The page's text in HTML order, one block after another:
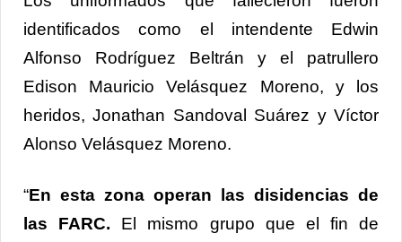
identificados como el intendente Edwin
Alfonso Rodríguez Beltrán y el patrullero
Edison Mauricio Velásquez Moreno, y los
heridos, Jonathan Sandoval Suárez y Víctor
Alonso Velásquez Moreno.
“En esta zona operan las disidencias de
las FARC. El mismo grupo que el fin de